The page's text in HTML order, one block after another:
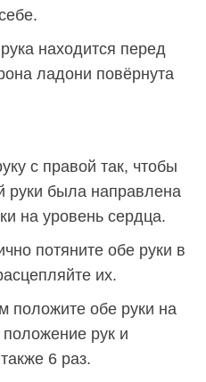
находится перед
ладони повёрнута
с правой так, чтобы
руки была направлена
на уровень сердца.
потяните обе руки в
их.
положите обе руки на
рук и
6 раз.